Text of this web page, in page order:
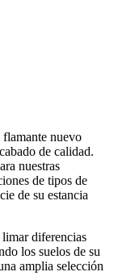
flamante nuevo
de calidad.
nuestras
de tipos de
de su estancia
diferencias
los suelos de su
amplia selección